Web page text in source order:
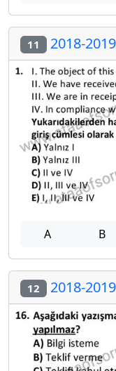
11 2018-
A B
12 2018-